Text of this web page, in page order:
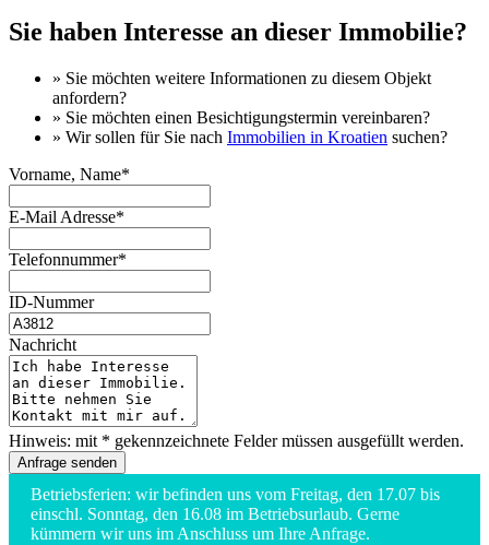
Sie haben Interesse an dieser Immobilie?
» Sie möchten weitere Informationen zu diesem Objekt
anfordern?
» Sie möchten einen Besichtigungstermin vereinbaren?
» Wir sollen für Sie nach Immobilien in Kroatien suchen?
Vorname, Name*
E-Mail Adresse*
Telefonnummer*
ID-Nummer
Nachricht
Hinweis: mit * gekennzeichnete Felder müssen ausgefüllt werden.
Betriebsferien: wir befinden uns vom Freitag, den 17.07 bis
einschl. Sonntag, den 16.08 im Betriebsurlaub. Gerne
kümmern wir uns im Anschluss um Ihre Anfrage.